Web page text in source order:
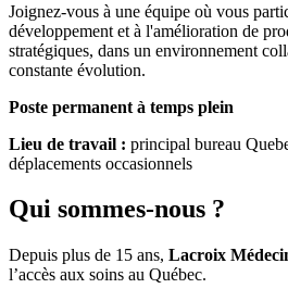
Joignez-vous à une équipe où vous
développement et à l'amélioration de
stratégiques, dans un environnement
constante évolution.
Poste permanent à temps plein
Lieu de travail : principal bureau
déplacements occasionnels
Qui sommes-nous ?
Depuis plus de 15 ans, Lacroix
l’accès aux soins au Québec.